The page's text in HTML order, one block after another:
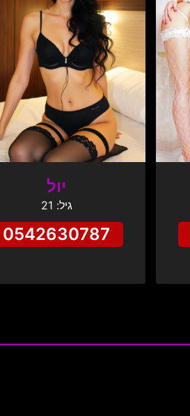
יול
גיל: 21
0542630787